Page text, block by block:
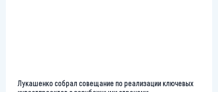
Лукашенко собрал совещание по реализации ключевых